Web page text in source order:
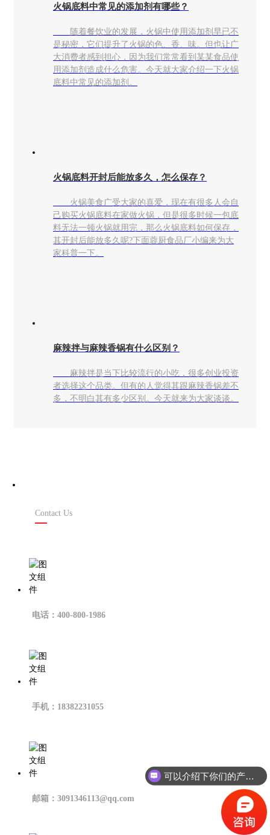
火锅底料中常见的添加剂有哪些？
随着餐饮业的发展，火锅中使用添加剂早已不
是秘密，它们提升了火锅的色、香、味。但也让广
大消费者感到担心，因为我们常常看到某某食品使
用添加剂造成什么危害。今天就大家介绍一下火锅
底料中常见的添加剂。
火锅底料开封后能放多久，怎么保存？
火锅美食广受大家的喜爱，现在有很多人会自
己购买火锅底料在家做火锅，但是很多时候一包底
料无法一顿火锅就用完，那么火锅底料如何保存，
其开封后能放多久呢?下面蓉厨食品厂小编来为大
家科普一下。
麻辣拌与麻辣香锅有什么区别？
麻辣拌是当下比较流行的小吃，很多创业投资
者选择这个品类。但有的人觉得其跟麻辣香锅差不
多，不明白其有多少区别。今天就来为大家谈谈。
Contact Us
电话：400-800-1986
手机：18382231055
邮箱：3091346113@qq.com
可以介绍下你们的产品么？